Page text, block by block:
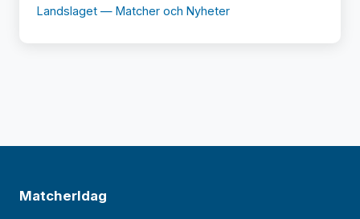
Landslaget — Matcher och Nyheter
MatcherIdag